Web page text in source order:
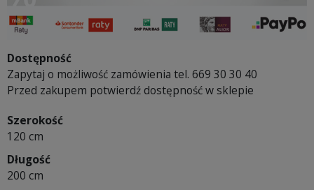
Dostępność
Zapytaj o możliwość zamówienia tel. 669 30 30 40
Przed zakupem potwierdź dostępność w sklepie
Szerokość
120 cm
Długość
200 cm